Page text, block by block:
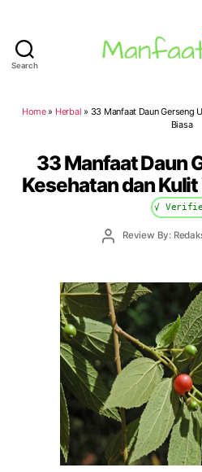
Search
Home» Herbal » 33 Manfaat Daun Gerseng
Biasa
33 Manfaat Daun
Kesehatan dan Kulit
√
PostReview By: